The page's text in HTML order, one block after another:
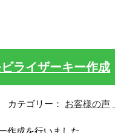
ライザーキー作成
カテゴリー： お客様の声